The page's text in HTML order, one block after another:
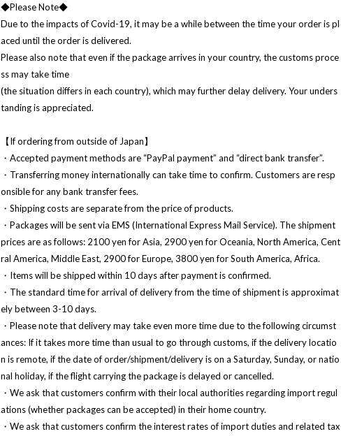
◆Please Note◆
Due to the impacts of Covid-19, it may be a while between the time your order is pl
aced until the order is delivered.
Please also note that even if the package arrives in your country, the customs proce
ss may take time
(the situation differs in each country), which may further delay delivery. Your unders
tanding is appreciated.
【If ordering from outside of Japan】
・Accepted payment methods are “PayPal payment” and “direct bank transfer”.
・Transferring money internationally can take time to confirm. Customers are resp
onsible for any bank transfer fees.
・Shipping costs are separate from the price of products.
・Packages will be sent via EMS (International Express Mail Service). The shipment
prices are as follows: 2100 yen for Asia, 2900 yen for Oceania, North America, Cent
ral America, Middle East, 2900 for Europe, 3800 yen for South America, Africa.
・Items will be shipped within 10 days after payment is confirmed.
・The standard time for arrival of delivery from the time of shipment is approximat
ely between 3-10 days.
・Please note that delivery may take even more time due to the following circumst
ances: If it takes more time than usual to go through customs, if the delivery locatio
n is remote, if the date of order/shipment/delivery is on a Saturday, Sunday, or natio
nal holiday, if the flight carrying the package is delayed or cancelled.
・We ask that customers confirm with their local authorities regarding import regul
ations (whether packages can be accepted) in their home country.
・We ask that customers confirm the interest rates of import duties and related tax